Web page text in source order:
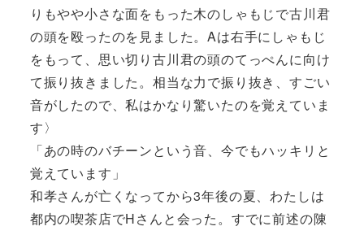
りもやや小さな面をもった木のしゃもじで古川君
の頭を殴ったのを見ました。Aは右手にしゃもじ
をもって、思い切り古川君の頭のてっぺんに向け
て振り抜きました。相当な力で振り抜き、すごい
音がしたので、私はかなり驚いたのを覚えていま
す〉
「あの時のバチーンという音、今でもハッキリと
覚えています」
和孝さんが亡くなってから3年後の夏、わたしは
都内の喫茶店でHさんと会った。すでに前述の陳